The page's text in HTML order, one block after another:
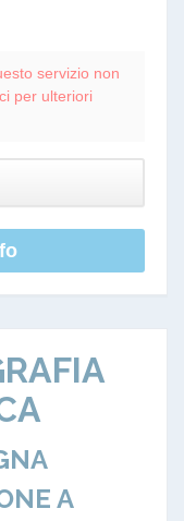
servizio non
per ulteriori
A